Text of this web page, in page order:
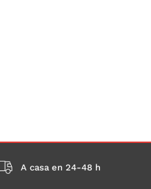
A casa en 24-48 h